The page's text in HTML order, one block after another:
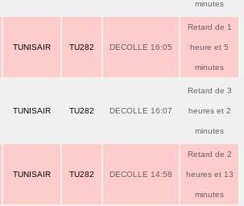
minutes
TUNISAIR TU282 DECOLLE 16:05
Retard de 1
heure et 5
minutes
TUNISAIR TU282 DECOLLE 16:07
Retard de 3
heures et 2
minutes
TUNISAIR TU282 DECOLLE 14:58
Retard de 2
heures et 13
minutes